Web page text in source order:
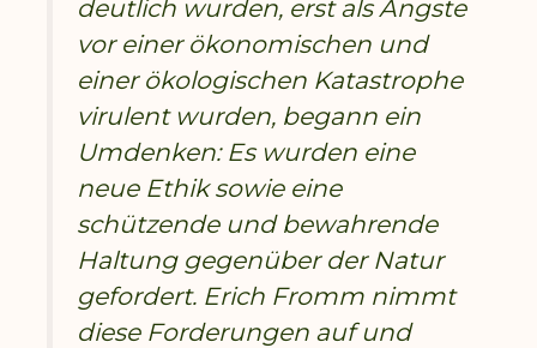
deutlich wurden, erst als Ängste
vor einer ökonomischen und
einer ökologischen Katastrophe
virulent wurden, begann ein
Umdenken: Es wurden eine
neue Ethik sowie eine
schützende und bewahrende
Haltung gegenüber der Natur
gefordert. Erich Fromm nimmt
diese Forderungen auf und